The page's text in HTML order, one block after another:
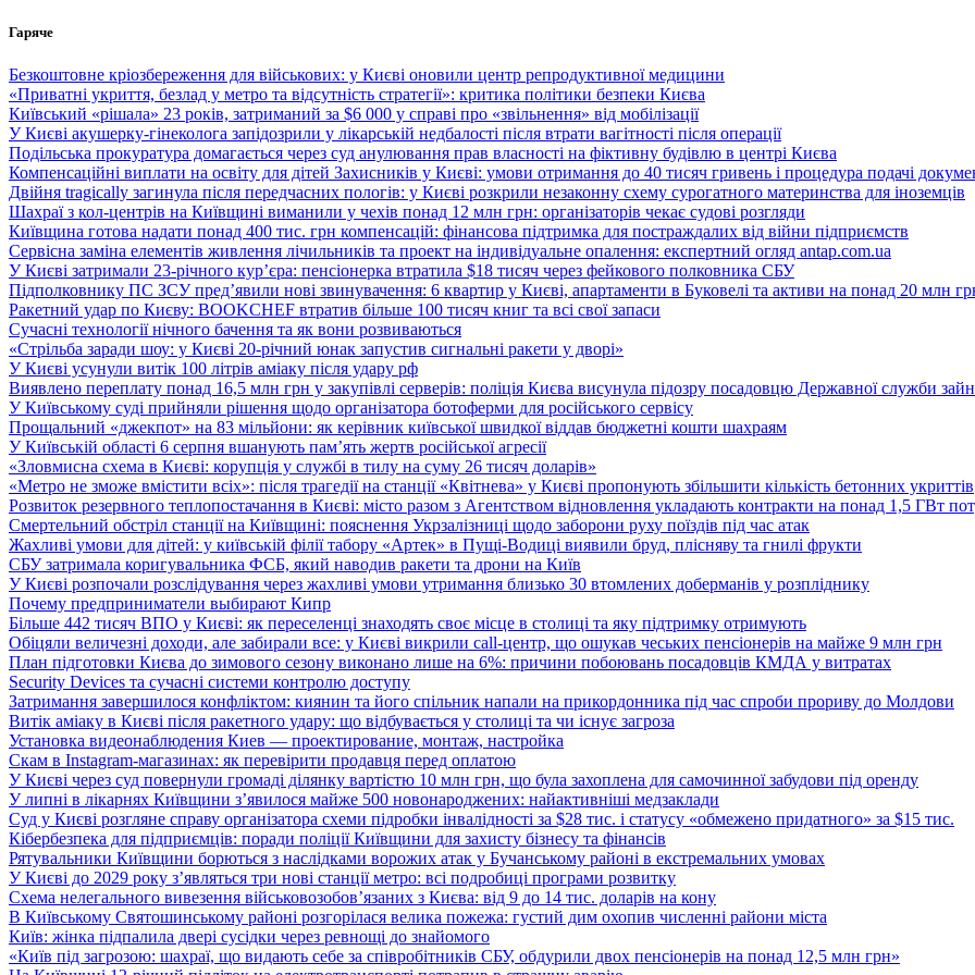
Перейти
вмісту
Гаряче
Безкоштовне кріозбереження для військових: у Києві оновили центр репродуктивної медицини
«Приватні укриття, безлад у метро та відсутність стратегії»: критика політики безпеки Києва
Київський «рішала» 23 років, затриманий за $6 000 у справі про «звільнення» від мобілізації
У Києві акушерку-гінеколога запідозрили у лікарській недбалості після втрати вагітності після операції
Подільська прокуратура домагається через суд анулювання прав власності на фіктивну будівлю в центрі Києва
Компенсаційні виплати на освіту для дітей Захисників у Києві: умови отримання до 40 тисяч гривень і процедура подачі
Двійня tragically загинула після передчасних пологів: у Києві розкрили незаконну схему сурогатного материнства для іноземців
Шахраї з кол-центрів на Київщині виманили у чехів понад 12 млн грн: організаторів чекає судові розгляди
Київщина готова надати понад 400 тис. грн компенсацій: фінансова підтримка для постраждалих від війни підприємств
Сервісна заміна елементів живлення лічильників та проект на індивідуальне опалення: експертний огляд antap.com.ua
У Києві затримали 23-річного кур’єра: пенсіонерка втратила $18 тисяч через фейкового полковника СБУ
Підполковнику ПС ЗСУ пред’явили нові звинувачення: 6 квартир у Києві, апартаменти в Буковелі та активи на понад 20 млн
Ракетний удар по Києву: BOOKCHEF втратив більше 100 тисяч книг та всі свої запаси
Сучасні технології нічного бачення та як вони розвиваються
«Стрільба заради шоу: у Києві 20-річний юнак запустив сигнальні ракети у дворі»
У Києві усунули витік 100 літрів аміаку після удару рф
Виявлено переплату понад 16,5 млн грн у закупівлі серверів: поліція Києва висунула підозру посадовцю Державної служби
У Київському суді прийняли рішення щодо організатора ботоферми для російського сервісу
Прощальний «джекпот» на 83 мільйони: як керівник київської швидкої віддав бюджетні кошти шахраям
У Київській області 6 серпня вшанують пам’ять жертв російської агресії
«Зловмисна схема в Києві: корупція у службі в тилу на суму 26 тисяч доларів»
«Метро не зможе вмістити всіх»: після трагедії на станції «Квітнева» у Києві пропонують збільшити кількість бетонних укриттів
Розвиток резервного теплопостачання в Києві: місто разом з Агентством відновлення укладають контракти на понад 1,5 ГВт
Смертельний обстріл станції на Київщині: пояснення Укрзалізниці щодо заборони руху поїздів під час атак
Жахливі умови для дітей: у київській філії табору «Артек» в Пущі-Водиці виявили бруд, плісняву та гнилі фрукти
СБУ затримала коригувальника ФСБ, який наводив ракети та дрони на Київ
У Києві розпочали розслідування через жахливі умови утримання близько 30 втомлених доберманів у розпліднику
Почему предприниматели выбирают Кипр
Більше 442 тисяч ВПО у Києві: як переселенці знаходять своє місце в столиці та яку підтримку отримують
Обіцяли величезні доходи, але забирали все: у Києві викрили call-центр, що ошукав чеських пенсіонерів на майже 9 млн грн
План підготовки Києва до зимового сезону виконано лише на 6%: причини побоювань посадовців КМДА у витратах
Security Devices та сучасні системи контролю доступу
Затримання завершилося конфліктом: киянин та його спільник напали на прикордонника під час спроби прориву до Молдови
Витік аміаку в Києві після ракетного удару: що відбувається у столиці та чи існує загроза
Установка видеонаблюдения Киев — проектирование, монтаж, настройка
Скам в Instagram-магазинах: як перевірити продавця перед оплатою
У Києві через суд повернули громаді ділянку вартістю 10 млн грн, що була захоплена для самочинної забудови під оренду
У липні в лікарнях Київщини з’явилося майже 500 новонароджених: найактивніші медзаклади
Суд у Києві розгляне справу організатора схеми підробки інвалідності за $28 тис. і статусу «обмежено придатного» за $15 тис.
Кібербезпека для підприємців: поради поліції Київщини для захисту бізнесу та фінансів
Рятувальники Київщини борються з наслідками ворожих атак у Бучанському районі в екстремальних умовах
У Києві до 2029 року з’являться три нові станції метро: всі подробиці програми розвитку
Схема нелегального вивезення військовозобов’язаних з Києва: від 9 до 14 тис. доларів на кону
В Київському Святошинському районі розгорілася велика пожежа: густий дим охопив численні райони міста
Київ: жінка підпалила двері сусідки через ревнощі до знайомого
«Київ під загрозою: шахраї, що видають себе за співробітників СБУ, обдурили двох пенсіонерів на понад 12,5 млн грн»